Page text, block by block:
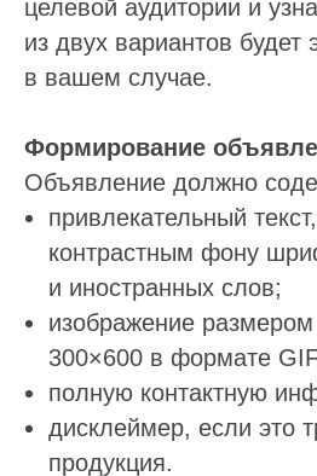
целевой аудитории и
из двух вариантов
в вашем случае.
Формирование
Объявление должно
привлекательный
контрастным фону
и иностранных слов;
изображение
300×600 в формате
полную контактную
дисклеймер, если это
продукция.